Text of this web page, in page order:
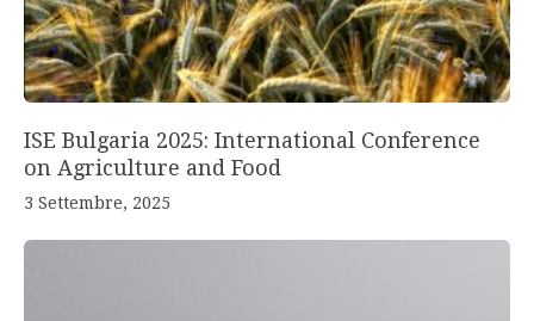
ISE Bulgaria 2025: International Conference
on Agriculture and Food
3 Settembre, 2025